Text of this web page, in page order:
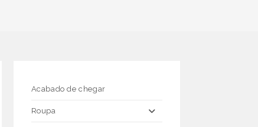
Acabado de chegar
Roupa